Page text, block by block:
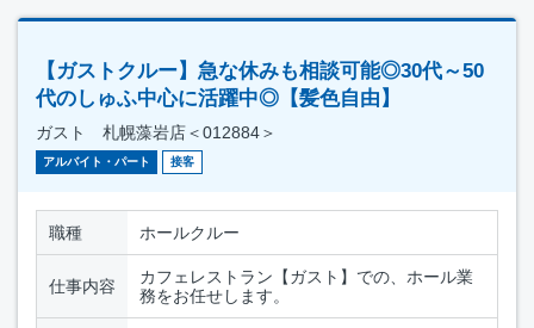
【ガストクルー】急な休みも相談可能◎30代～50
代のしゅふ中心に活躍中◎【髪色自由】
ガスト 札幌藻岩店＜012884＞
アルバイト・パート 接客
職種 ホールクルー
仕事内容
カフェレストラン【ガスト】での、ホール業
務をお任せします。